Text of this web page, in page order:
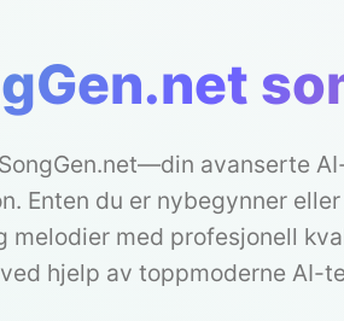
avanserte
Enten du er nybegynner
melodier med profesjonell
ved hjelp av toppmoderne AI-